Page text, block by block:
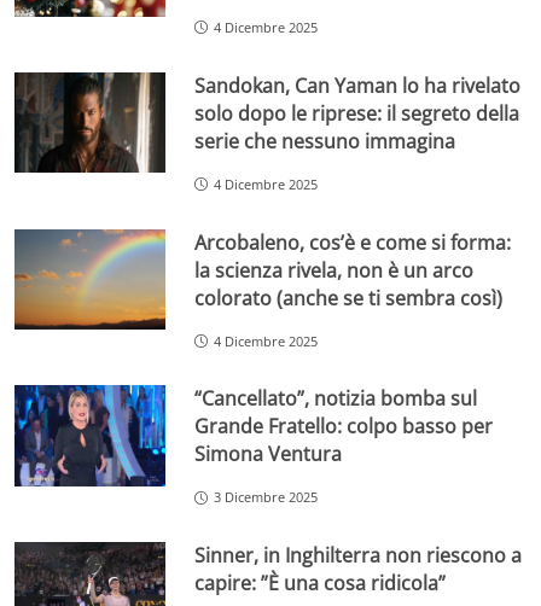
4 Dicembre 2025
Sandokan, Can Yaman lo ha rivelato
solo dopo le riprese: il segreto della
serie che nessuno immagina
4 Dicembre 2025
Arcobaleno, cos’è e come si forma:
la scienza rivela, non è un arco
colorato (anche se ti sembra così)
4 Dicembre 2025
“Cancellato”, notizia bomba sul
Grande Fratello: colpo basso per
Simona Ventura
3 Dicembre 2025
Sinner, in Inghilterra non riescono a
capire: ”È una cosa ridicola”